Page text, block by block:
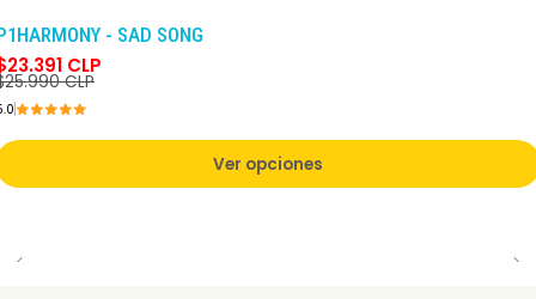
- SAD SONG
CLP
CLP
Ver opciones